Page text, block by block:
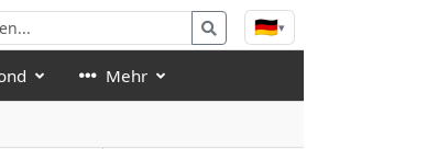
🇩🇪▾
Mehr